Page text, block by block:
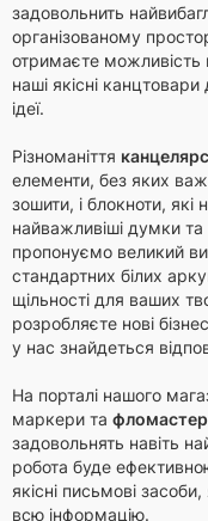
задовольнить
організованому
отримаєте можливість
наші якісні
ідеї.
Різноманіття
елементи, без яких
зошити, і блокноти,
найважливіші думки
пропонуємо великий
стандартних білих
щільності для ваших
розробляєте нові
у нас знайдеться
На порталі нашого
маркери та
задовольнять навіть
робота буде
якісні письмові
всю інформацію.